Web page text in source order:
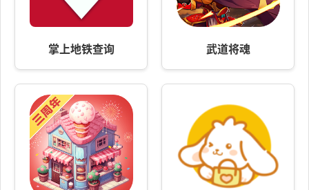
掌上地铁查询 武道将魂